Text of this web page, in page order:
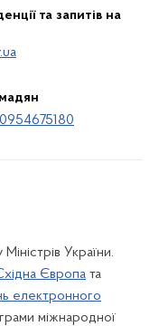
та запитів на
України.
Європа та
електронного
міжнародної